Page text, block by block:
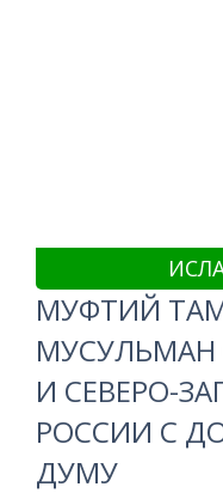
МУФТИЙ
МУСУЛЬМАН
И СЕВЕРО-
РОССИИ С
ДУМУ